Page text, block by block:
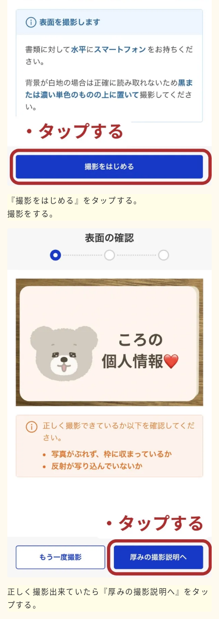
『撮影をはじめる』をタップする。
撮影をする。
正しく撮影出来ていたら『厚みの撮影説明へ』をタッ
プする。